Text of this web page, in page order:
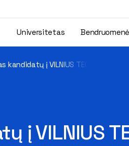
Universitetas Bendruomenė
kandidatų į VILNIUS TECH rektorius
į VILNIUS